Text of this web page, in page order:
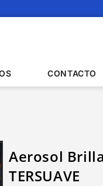
CONTACTO
Aerosol
TERSUAVE